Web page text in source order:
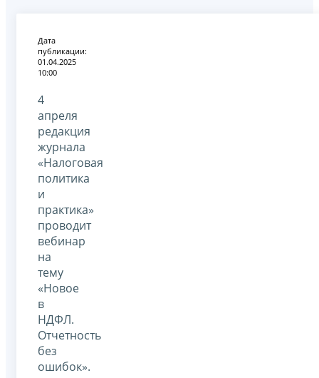
Дата
публикации:
01.04.2025
10:00
4
апреля
редакция
журнала
«Налоговая
политика
и
практика»
проводит
вебинар
на
тему
«Новое
в
НДФЛ.
Отчетность
без
ошибок».